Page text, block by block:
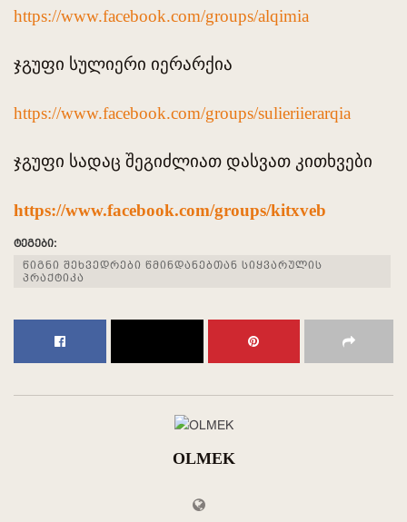
https://www.facebook.com/groups/alqimia
ჯგუფი სულიერი იერარქია
https://www.facebook.com/groups/sulieriierarqia
ჯგუფი სადაც შეგიძლიათ დასვათ კითხვები
https://www.facebook.com/groups/kitxveb
ტეგები:
წიგნი შეხვედრები წმინდანებთან სიყვარულის
პრაქტიკა
OLMEK